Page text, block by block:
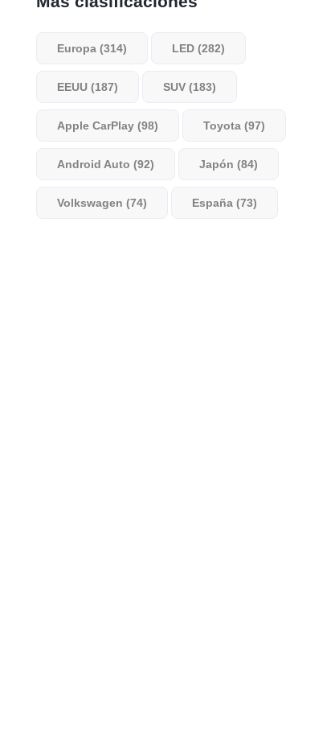
Europa (314) LED (282)
EEUU (187) SUV (183)
Apple CarPlay (98) Toyota (97)
Android Auto (92) Japón (84)
Volkswagen (74) España (73)